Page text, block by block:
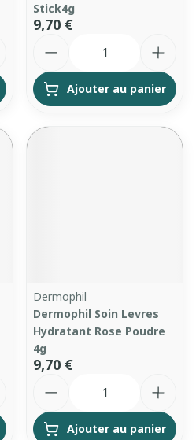
Stick4g
9,70 €
Ajouter au panier
Dermophil
Dermophil Soin Levres
Hydratant Rose Poudre
4g
9,70 €
Ajouter au panier